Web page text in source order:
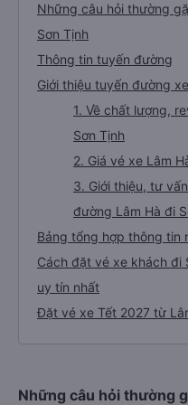
Những câu hỏi thường
Sơn Tịnh
Thông tin tuyến đường
Giới thiệu tuyến đường
1. Về chất lượng,
Sơn Tịnh
2. Giá vé xe Lâm
3. Giới thiệu, tư
đường Lâm Hà đi
Bảng tổng hợp thông tin
Cách đặt vé xe khách đi
uy tín nhất
Đặt vé xe Tết 2027 từ
Những câu hỏi thường